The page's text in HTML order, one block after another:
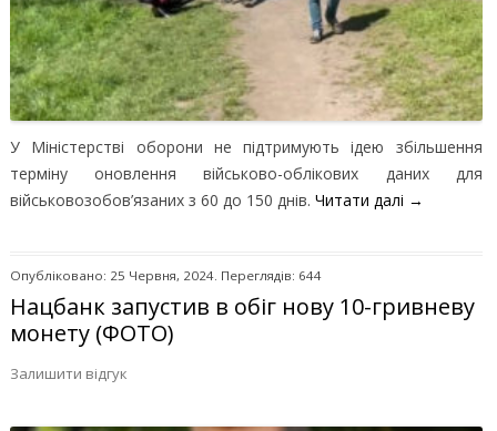
У Міністерстві оборони не підтримують ідею збільшення
терміну оновлення військово-облікових даних для
військовозобов’язаних з 60 до 150 днів. Читати далі →
Опубліковано: 25 Червня, 2024. Переглядів: 644
Нацбанк запустив в обіг нову 10-гривневу
монету (ФОТО)
Залишити відгук